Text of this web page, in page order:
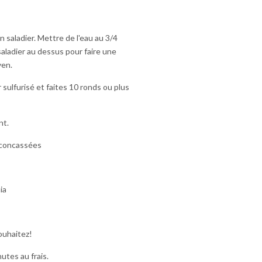
saladier. Mettre de l'eau au 3/4
au dessus pour faire une
sulfurisé et faites 10 ronds ou plus
au frais.